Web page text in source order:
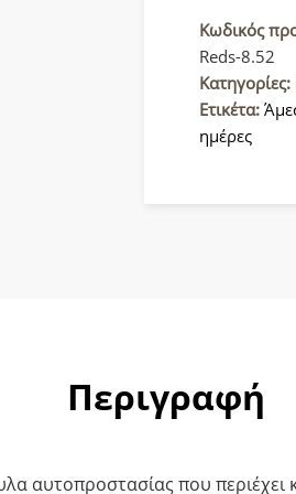
Supreme
Reds
Βαφή
μαλλιών
8.52
Κωδικός
Reds-8.52
Κατηγορίες:
Ετικέτα:
ημέρες
Περιγραφή
αυτοπροστασίας που περιέχει